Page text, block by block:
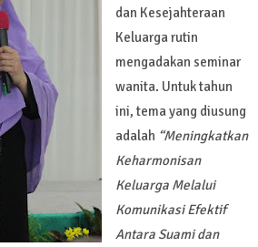
dan Kesejahteraan
Keluarga rutin
mengadakan seminar
wanita. Untuk tahun
ini, tema yang diusung
adalah “Meningkatkan
Keharmonisan
Keluarga Melalui
Komunikasi Efektif
Antara Suami dan